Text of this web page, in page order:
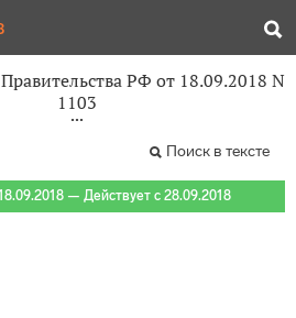
РФ от 18.09.2018 N
1103
Поиск в тексте
— Действует с 28.09.2018